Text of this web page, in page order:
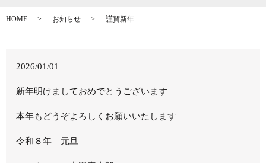
HOME お知らせ 謹賀新年
2026/01/01
新年明けましておめでとうございます
本年もどうぞよろしくお願いいたします
令和８年 元旦